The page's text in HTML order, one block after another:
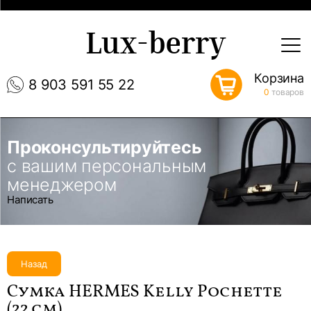
8 903 591 55 22
Lux-berry
Корзина
0 товаров
Проконсультируйтесь
с вашим персональным
менеджером
Написать
Назад
Сумка HERMES Kelly Pochette